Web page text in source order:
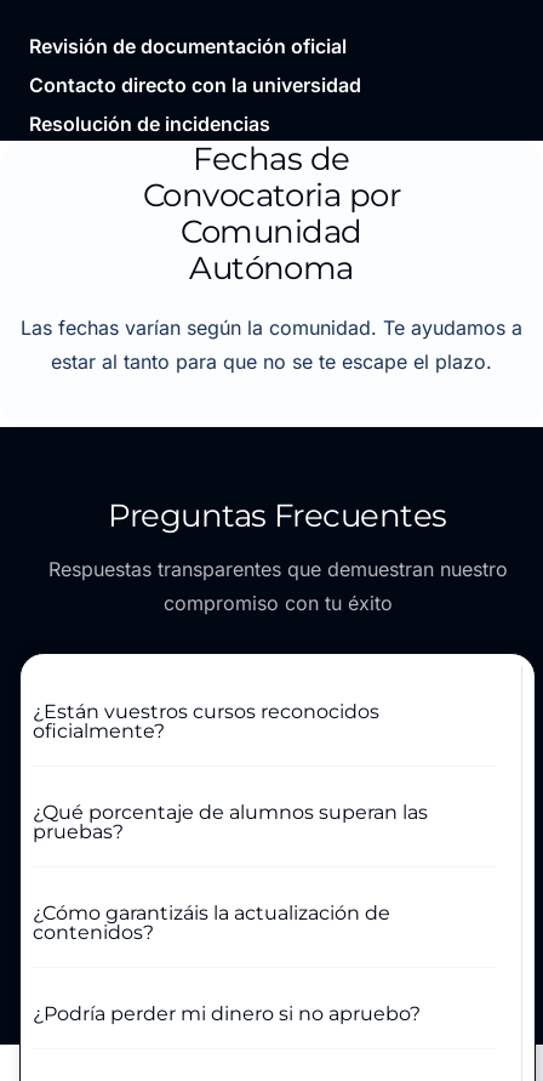
Revisión de documentación oficial
Contacto directo con la universidad
Resolución de incidencias
Fechas de
Convocatoria por
Comunidad
Autónoma
Las fechas varían según la comunidad. Te ayudamos a
estar al tanto para que no se te escape el plazo.
Preguntas Frecuentes
Respuestas transparentes que demuestran nuestro
compromiso con tu éxito
¿Están vuestros cursos reconocidos
oficialmente?
¿Qué porcentaje de alumnos superan las
pruebas?
¿Cómo garantizáis la actualización de
contenidos?
¿Podría perder mi dinero si no apruebo?